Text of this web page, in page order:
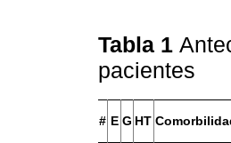
Tabla 1
pacientes
# E G HT